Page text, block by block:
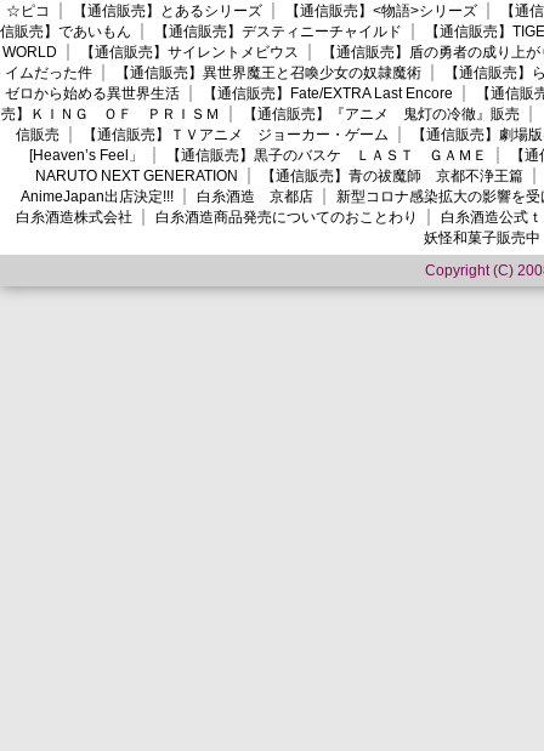
☆ピコ
【通信販売】とあるシリーズ 【通信販売】<物語>シリーズ
【通
信販売】であいもん
【通信販売】デスティニーチャイルド
【通信販売】
WORLD
【通信販売】サイレントメビウス
【通信販売】盾の勇者の成り上が
イムだった件
【通信販売】異世界魔王と召喚少女の奴隷魔術
【通信販売】
ゼロから始める異世界生活
【通信販売】Fate/EXTRA Last Encore
【通信
売】ＫＩＮＧ ＯＦ ＰＲＩＳＭ
【通信販売】『アニメ 鬼灯の冷徹』販売
信販売
【通信販売】ＴＶアニメ ジョーカー・ゲーム
【通信販売】劇場
[Heaven’s Feel」
【通信販売】黒子のバスケ ＬＡＳＴ ＧＡＭＥ
【
NARUTO NEXT GENERATION
【通信販売】青の祓魔師 京都不浄王篇
AnimeJapan出店決定!!!
白糸酒造 京都店
新型コロナ感染拡大の影響を
白糸酒造株式会社
白糸酒造商品発売についてのおことわり
白糸酒造公式
妖怪和菓子販売中
Copyright (C)